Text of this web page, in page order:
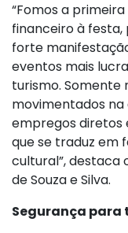
“Fomos a
financeiro à festa,
forte
eventos mais
turismo. Somente
movimentados na
empregos diretos
que se traduz em
cultural”, destaca
de Souza e Silva.
Segurança para